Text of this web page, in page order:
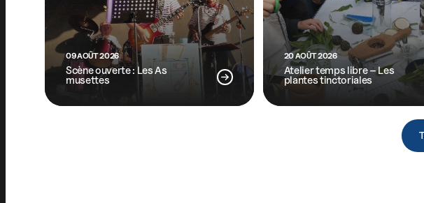
09 AOÛT 2026
Scène ouverte : Les As
musettes
20 AOÛT 2026
Atelier temps libre – Les
plantes tinctoriales